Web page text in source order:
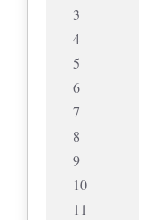
3
4
5
6
7
8
9
10
11